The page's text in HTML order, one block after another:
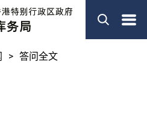
菜
答问全文